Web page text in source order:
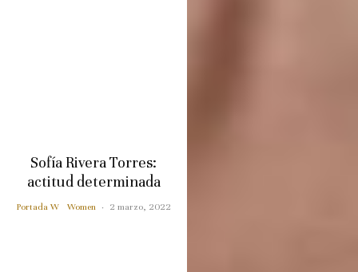
Sofía Rivera Torres:
actitud determinada
Portada W Women · 2 marzo, 2022